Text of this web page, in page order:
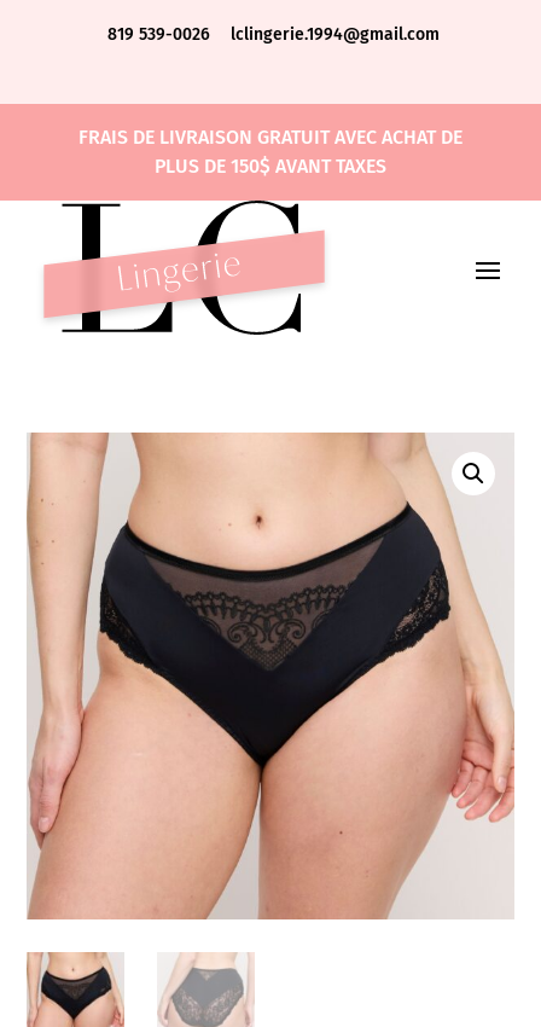
819 539-0026 lclingerie.1994@gmail.com
FRAIS DE LIVRAISON GRATUIT AVEC ACHAT DE
PLUS DE 150$ AVANT TAXES